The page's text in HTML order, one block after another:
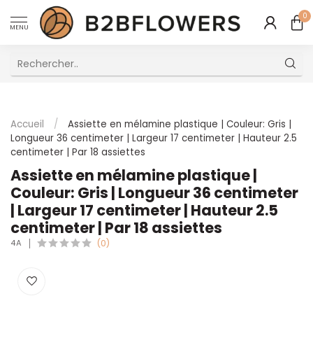
MENU
0
Accueil /
Assiette en mélamine plastique | Couleur: Gris |
Longueur 36 centimeter | Largeur 17 centimeter | Hauteur 2.5
centimeter | Par 18 assiettes
Assiette en mélamine plastique |
Couleur: Gris | Longueur 36 centimeter
| Largeur 17 centimeter | Hauteur 2.5
centimeter | Par 18 assiettes
4A (0)